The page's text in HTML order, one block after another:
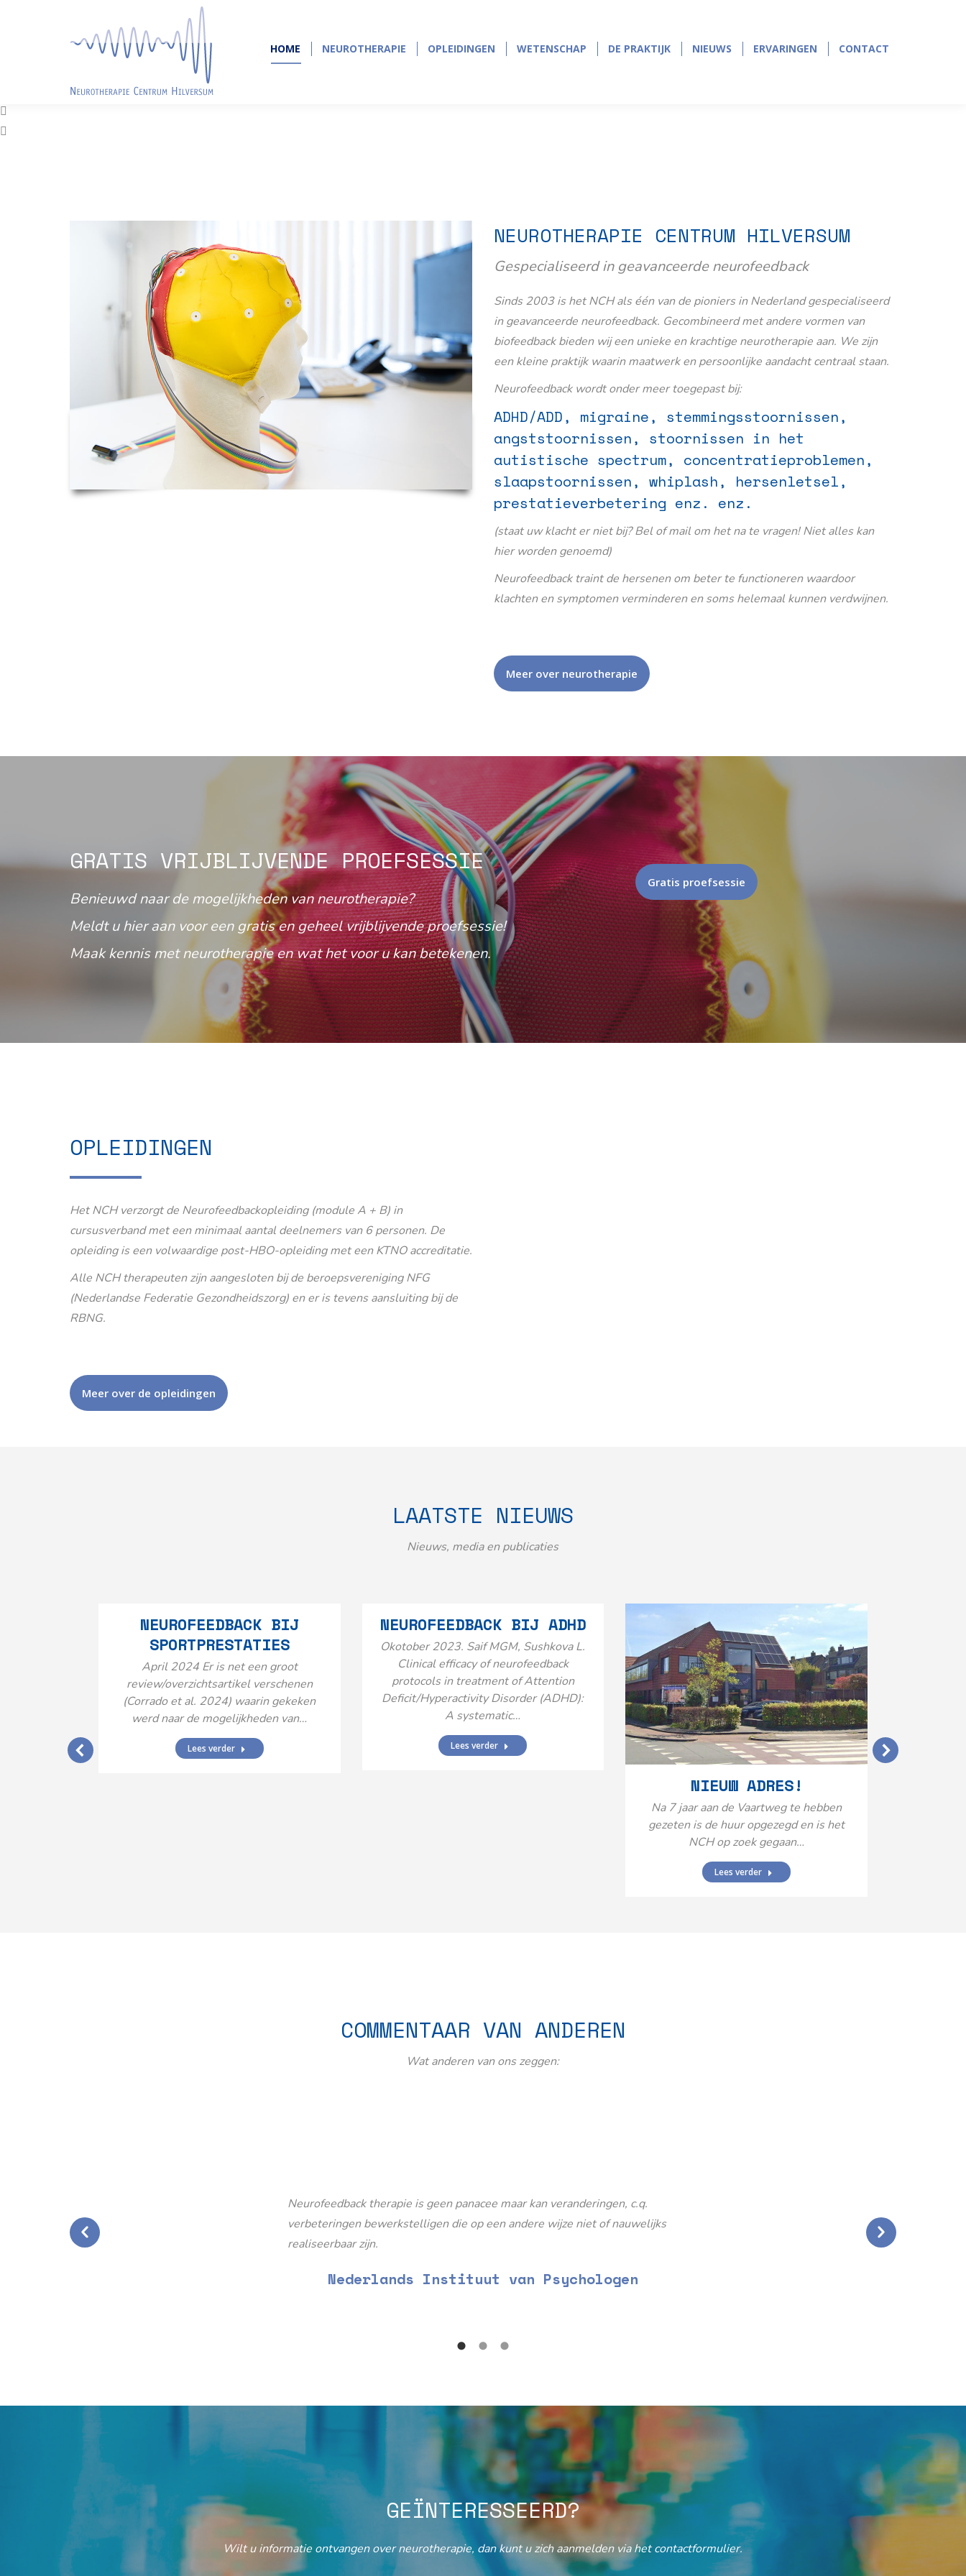
in
in
HOME NEUROTHERAPIE OPLEIDINGEN WETENSCHAP DE PRAKTIJK NIEUWS ERVARINGEN CONTACT
NEUROTHERAPIE CENTRUM HILVERSUM
Gespecialiseerd in geavanceerde neurofeedback
Sinds 2003 is het NCH als één van de pioniers in Nederland gespecialiseerd
in geavanceerde neurofeedback. Gecombineerd met andere vormen van
biofeedback bieden wij een unieke en krachtige neurotherapie aan. We zijn
een kleine praktijk waarin maatwerk en persoonlijke aandacht centraal staan.
Neurofeedback wordt onder meer toegepast bij:
ADHD/ADD, migraine, stemmingsstoornissen,
angststoornissen, stoornissen in het
autistische spectrum, concentratieproblemen,
slaapstoornissen, whiplash, hersenletsel,
prestatieverbetering enz. enz.
(staat uw klacht er niet bij? Bel of mail om het na te vragen! Niet alles kan
hier worden genoemd)
Neurofeedback traint de hersenen om beter te functioneren waardoor
klachten en symptomen verminderen en soms helemaal kunnen verdwijnen.
Meer over neurotherapie
GRATIS VRIJBLIJVENDE PROEFSESSIE
Benieuwd naar de mogelijkheden van neurotherapie?
Meldt u hier aan voor een gratis en geheel vrijblijvende proefsessie!
Maak kennis met neurotherapie en wat het voor u kan betekenen.
Gratis proefsessie
OPLEIDINGEN
Het NCH verzorgt de Neurofeedbackopleiding (module A + B) in
cursusverband met een minimaal aantal deelnemers van 6 personen. De
opleiding is een volwaardige post-HBO-opleiding met een KTNO accreditatie.
Alle NCH therapeuten zijn aangesloten bij de beroepsvereniging NFG
(Nederlandse Federatie Gezondheidszorg) en er is tevens aansluiting bij de
RBNG.
Meer over de opleidingen
LAATSTE NIEUWS
Nieuws, media en publicaties
NEUROFEEDBACK BIJ
SPORTPRESTATIES
April 2024 Er is net een groot
review/overzichtsartikel verschenen
(Corrado et al. 2024) waarin gekeken
werd naar de mogelijkheden van…
Lees verder
NEUROFEEDBACK BIJ ADHD
Okotober 2023. Saif MGM, Sushkova L.
Clinical efficacy of neurofeedback
protocols in treatment of Attention
Deficit/Hyperactivity Disorder (ADHD):
A systematic…
Lees verder
NIEUW ADRES!
Na 7 jaar aan de Vaartweg te hebben
gezeten is de huur opgezegd en is het
NCH op zoek gegaan…
Lees verder
COMMENTAAR VAN ANDEREN
Wat anderen van ons zeggen:
Neurofeedback therapie is geen panacee maar kan veranderingen, c.q.
verbeteringen bewerkstelligen die op een andere wijze niet of nauwelijks
realiseerbaar zijn.
Nederlands Instituut van Psychologen
GEÏNTERESSEERD?
Wilt u informatie ontvangen over neurotherapie, dan kunt u zich aanmelden via het contactformulier.
HOME NEUROTHERAPIE OPLEIDINGEN WETENSCHAP DE PRAKTIJK NIEUWS ERVARINGEN CONTACT